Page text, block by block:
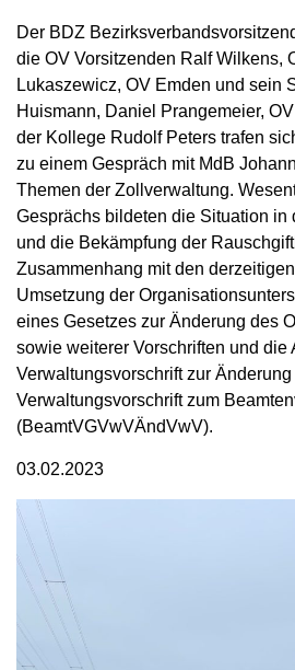
Der BDZ
die OV Vorsitzenden Ralf Wilkens,
Lukaszewicz, OV Emden und sein
Huismann, Daniel Prangemeier,
der Kollege Rudolf Peters trafen
zu einem Gespräch mit MdB
Themen der Zollverwaltung.
Gesprächs bildeten die Situation in
und die Bekämpfung der
Zusammenhang mit den
Umsetzung der
eines Gesetzes zur Änderung des
sowie weiterer Vorschriften und die
Verwaltungsvorschrift zur
Verwaltungsvorschrift zum
(BeamtVGVwVÄndVwV).
03.02.2023